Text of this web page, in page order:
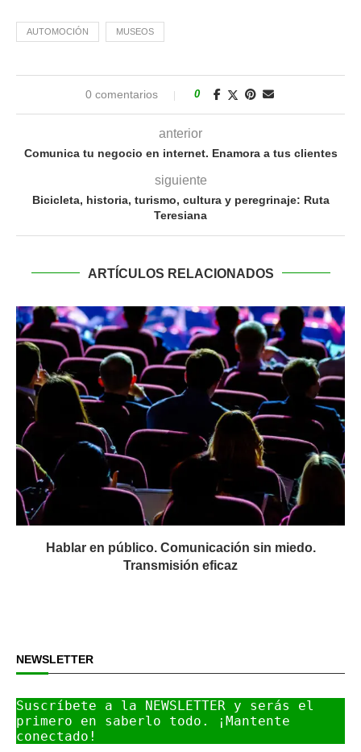
AUTOMOCIÓN MUSEOS
0 comentarios 0
anterior
Comunica tu negocio en internet. Enamora a tus clientes
siguiente
Bicicleta, historia, turismo, cultura y peregrinaje: Ruta
Teresiana
ARTÍCULOS RELACIONADOS
Hablar en público. Comunicación sin miedo.
Transmisión eficaz
NEWSLETTER
Suscríbete a la NEWSLETTER y serás el
primero en saberlo todo. ¡Mantente
conectado!